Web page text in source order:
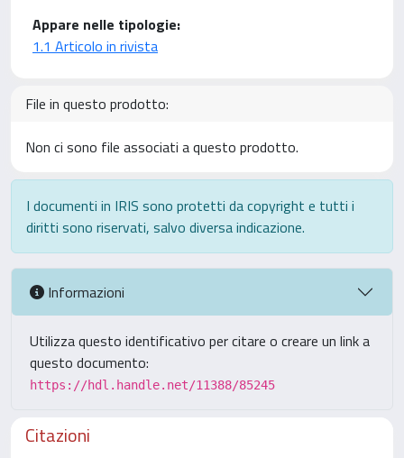
Appare nelle tipologie:
1.1 Articolo in rivista
File in questo prodotto:
Non ci sono file associati a questo prodotto.
I documenti in IRIS sono protetti da copyright e tutti i
diritti sono riservati, salvo diversa indicazione.
Informazioni
Utilizza questo identificativo per citare o creare un link a
questo documento:
https://hdl.handle.net/11388/85245
Citazioni